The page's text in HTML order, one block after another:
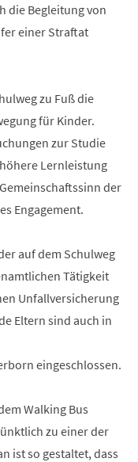
die Begleitung von
einer Straftat
zu Fuß die
für Kinder.
zur Studie
Lernleistung
der
Engagement.
auf dem Schulweg
Tätigkeit
Unfallversicherung
Eltern sind auch in
eingeschlossen.
Walking Bus
zu einer der
ist so gestaltet, dass